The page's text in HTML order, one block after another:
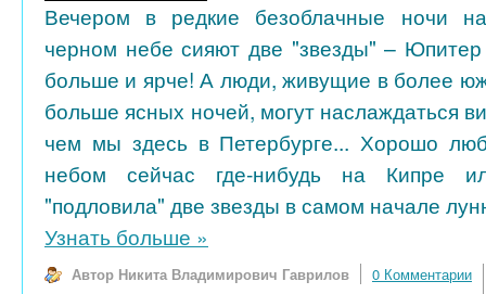
Вечером в редкие безоблачные ночи
черном небе сияют две "звезды" –
больше и ярче! А люди, живущие в более
больше ясных ночей, могут наслаждаться
чем мы здесь в Петербурге... Хорошо
небом сейчас где-нибудь на Кипре
"подловила" две звезды в самом начале
Узнать больше »
Автор Никита Владимирович Гаврилов 0 Комментарии